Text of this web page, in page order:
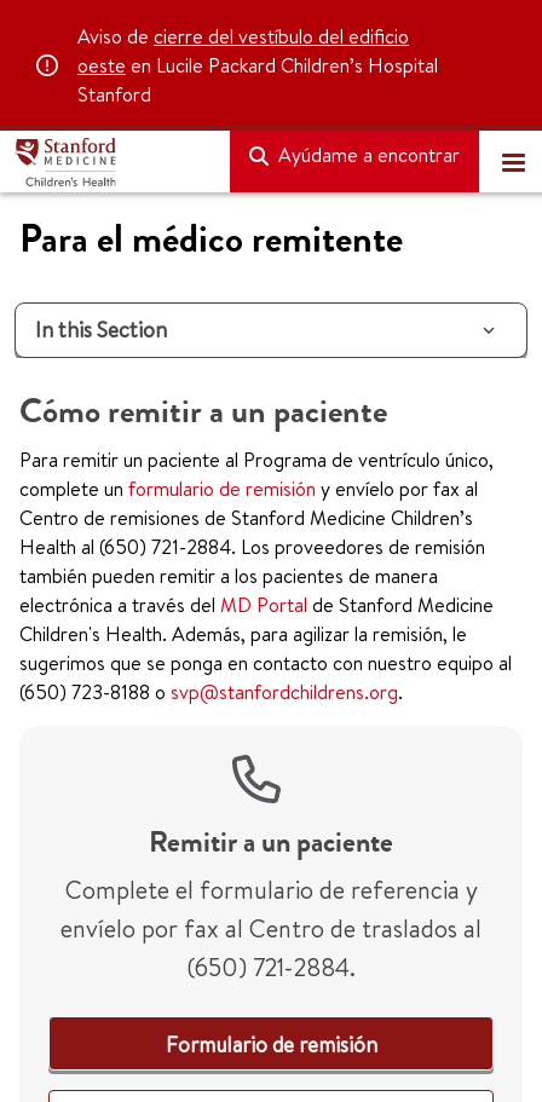
Aviso de cierre del vestíbulo del edificio
oeste en Lucile Packard Children’s Hospital
Stanford
Ayúdame a encontrar
Para el médico remitente
In this Section
Cómo remitir a un paciente
Para remitir un paciente al Programa de ventrículo único,
complete un formulario de remisión y envíelo por fax al
Centro de remisiones de Stanford Medicine Children’s
Health al (650) 721-2884. Los proveedores de remisión
también pueden remitir a los pacientes de manera
electrónica a través del MD Portal de Stanford Medicine
Children's Health. Además, para agilizar la remisión, le
sugerimos que se ponga en contacto con nuestro equipo al
(650) 723-8188 o svp@stanfordchildrens.org.
Remitir a un paciente
Complete el formulario de referencia y
envíelo por fax al Centro de traslados al
(650) 721-2884.
Formulario de remisión